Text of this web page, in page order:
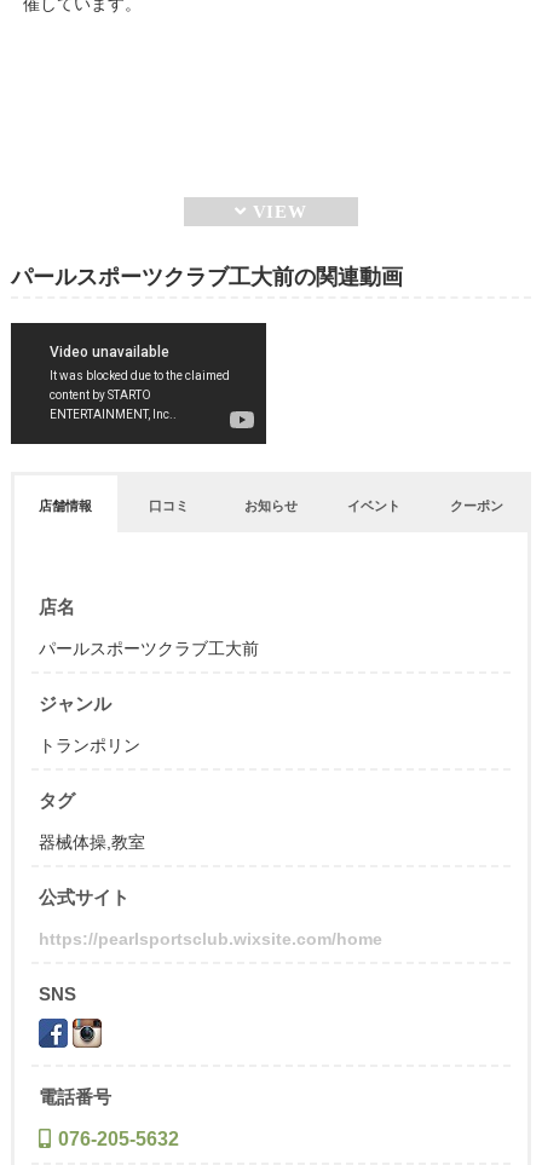
パールスポーツクラブ工大前の関連動画
店舗情報 口コミ お知らせ イベント クーポン
店名
パールスポーツクラブ工大前
ジャンル
トランポリン
タグ
器械体操,教室
公式サイト
https://pearlsportsclub.wixsite.com/home
SNS
電話番号
076-205-5632